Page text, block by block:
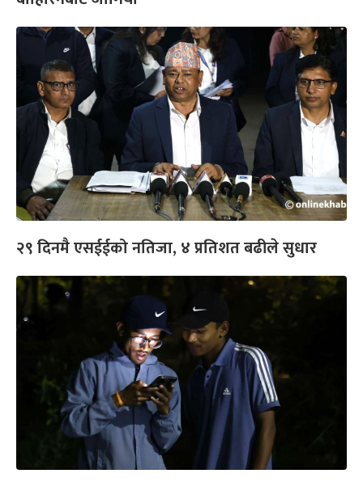
२९ दिनमै एसईईको नतिजा, ४ प्रतिशत बढीले सुधार